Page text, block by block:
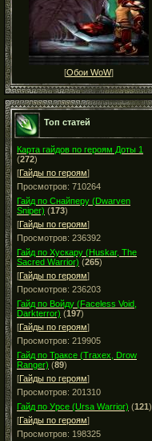
[Обои WoW]
Топ статей
Карта гайдов по героям Доты 1
(272)
[Гайды по героям]
Просмотров: 710264
Гайд по Снайперу (Dwarven
Sniper) (173)
[Гайды по героям]
Просмотров: 236392
Гайд по Хускару (Huskar, The
Sacred Warrior) (265)
[Гайды по героям]
Просмотров: 236203
Гайд по Войду (Faceless Void,
Darkterror) (197)
[Гайды по героям]
Просмотров: 219905
Гайд по Траксе (Traxex, Drow
Ranger) (89)
[Гайды по героям]
Просмотров: 201310
Гайд по Урсе (Ursa Warrior) (121)
[Гайды по героям]
Просмотров: 198325